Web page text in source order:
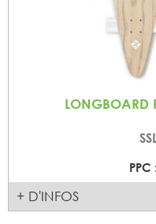
LONGBOARD
PPC
+ D'INFOS